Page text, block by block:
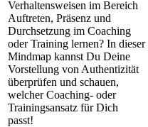
Verhaltensweisen im Bereich
Auftreten, Präsenz und
Durchsetzung im Coaching
oder Training lernen? In dieser
Mindmap kannst Du Deine
Vorstellung von Authentizität
überprüfen und schauen,
welcher Coaching- oder
Trainingsansatz für Dich
passt!